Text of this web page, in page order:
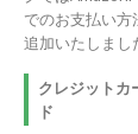
でのお支払い方
追加いたしまし
クレジットカ
ド